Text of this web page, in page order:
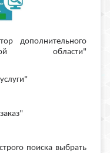
дополнительного
области"
поиска выбрать